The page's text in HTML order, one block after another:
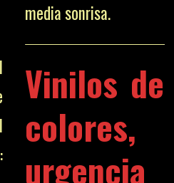
media sonrisa.
Vinilos de
colores,
urgencia